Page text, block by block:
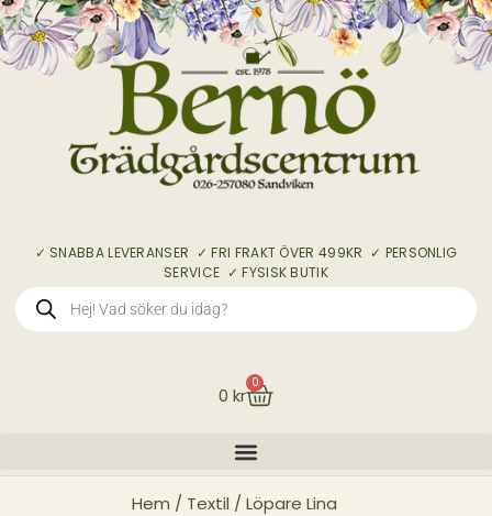
✓ SNABBA LEVERANSER ✓ FRI FRAKT ÖVER 499KR ✓ PERSONLIG
SERVICE ✓ FYSISK BUTIK
0 kr
0
Hem / Textil / Löpare Lina